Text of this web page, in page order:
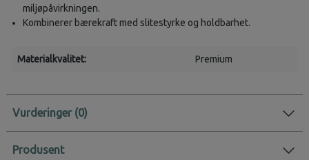
miljøpåvirkningen.
Kombinerer bærekraft med slitestyrke og holdbarhet.
Materialkvalitet: Premium
Vurderinger
Produsent